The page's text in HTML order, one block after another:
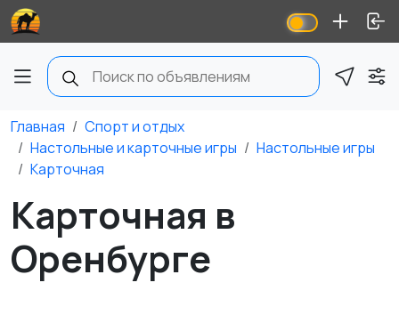
Главная
Спорт и отдых
Настольные и карточные игры
Настольные игры
Карточная
Карточная в
Оренбурге